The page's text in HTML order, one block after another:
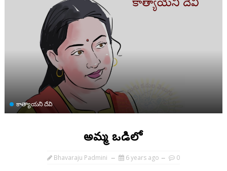
కాత్యాయని దేవి
అమ్మ ఒడిలో
Bhavaraju Padmini 6 years ago 0